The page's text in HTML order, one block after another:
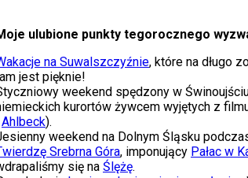
ulubione punkty tegorocznego
na Suwalszczyźnie, które na długo
jest pięknie!
weekend spędzony w
kurortów żywcem wyjętych z
Ahlbeck).
weekend na Dolnym Śląsku
Srebrna Góra, imponujący Pałac w
się na Ślężę.